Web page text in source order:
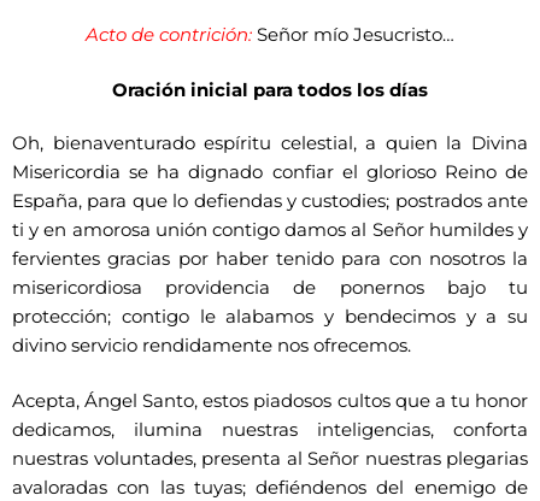
Acto de contrición: Señor mío Jesucristo…
Oración inicial para todos los días
Oh, bienaventurado espíritu celestial, a quien la Divina
Misericordia se ha dignado confiar el glorioso Reino de
España, para que lo defiendas y custodies; postrados ante
ti y en amorosa unión contigo damos al Señor humildes y
fervientes gracias por haber tenido para con nosotros la
misericordiosa providencia de ponernos bajo tu
protección; contigo le alabamos y bendecimos y a su
divino servicio rendidamente nos ofrecemos.
Acepta, Ángel Santo, estos piadosos cultos que a tu honor
dedicamos, ilumina nuestras inteligencias, conforta
nuestras voluntades, presenta al Señor nuestras plegarias
avaloradas con las tuyas; defiéndenos del enemigo de